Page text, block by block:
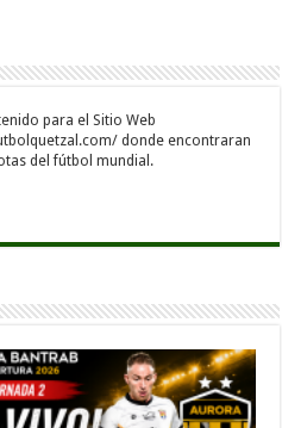
para el Sitio Web
donde encontraran
del fútbol mundial.